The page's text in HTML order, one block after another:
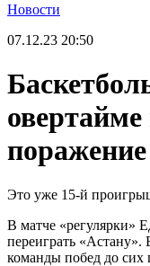
Новости
07.12.23 20:50
Это уже 15-й
В матче «регулярки»
переиграть
команды побед до сих